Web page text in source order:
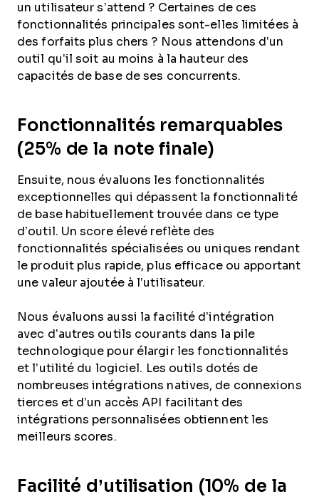
un utilisateur s’attend ? Certaines de ces
fonctionnalités principales sont-elles limitées à
des forfaits plus chers ? Nous attendons d’un
outil qu’il soit au moins à la hauteur des
capacités de base de ses concurrents.
Fonctionnalités remarquables
(25% de la note finale)
Ensuite, nous évaluons les fonctionnalités
exceptionnelles qui dépassent la fonctionnalité
de base habituellement trouvée dans ce type
d’outil. Un score élevé reflète des
fonctionnalités spécialisées ou uniques rendant
le produit plus rapide, plus efficace ou apportant
une valeur ajoutée à l’utilisateur.
Nous évaluons aussi la facilité d’intégration
avec d’autres outils courants dans la pile
technologique pour élargir les fonctionnalités
et l’utilité du logiciel. Les outils dotés de
nombreuses intégrations natives, de connexions
tierces et d’un accès API facilitant des
intégrations personnalisées obtiennent les
meilleurs scores.
Facilité d’utilisation (10% de la